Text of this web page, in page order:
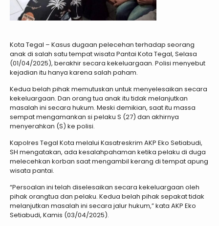
Kota Tegal – Kasus dugaan pelecehan terhadap seorang
anak di salah satu tempat wisata Pantai Kota Tegal, Selasa
(01/04/2025), berakhir secara kekeluargaan. Polisi menyebut
kejadian itu hanya karena salah paham.
Kedua belah pihak memutuskan untuk menyelesaikan secara
kekeluargaan. Dan orang tua anak itu tidak melanjutkan
masalah ini secara hukum. Meski demikian, saat itu massa
sempat mengamankan si pelaku S (27) dan akhirnya
menyerahkan (S) ke polisi.
Kapolres Tegal Kota melalui Kasatreskrim AKP Eko Setiabudi,
SH mengatakan, ada kesalahpahaman ketika pelaku di duga
melecehkan korban saat mengambil kerang di tempat apung
wisata pantai.
“Persoalan ini telah diselesaikan secara kekeluargaan oleh
pihak orangtua dan pelaku. Kedua belah pihak sepakat tidak
melanjutkan masalah ini secara jalur hukum,” kata AKP Eko
Setiabudi, Kamis (03/04/2025).